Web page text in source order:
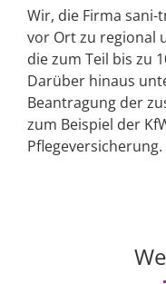
Wir, die Firma
vor Ort zu regional
die zum Teil bis zu
Darüber hinaus
Beantragung der
zum Beispiel der
Pflegeversicherung.